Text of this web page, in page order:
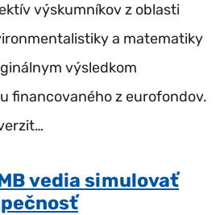
výskumníkov z oblasti
a matematiky
výsledkom
financovaného z eurofondov.
vedia simulovať